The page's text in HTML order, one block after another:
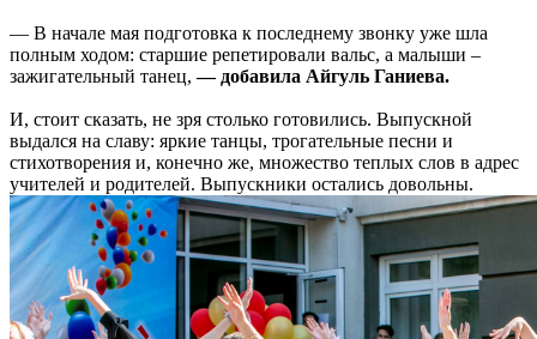
— В начале мая подготовка к последнему звонку уже шла
полным ходом: старшие репетировали вальс, а малыши –
зажигательный танец,— добавила Айгуль Ганиева.
И, стоит сказать, не зря столько готовились. Выпускной
выдался на славу: яркие танцы, трогательные песни и
стихотворения и, конечно же, множество теплых слов в адрес
учителей и родителей. Выпускники остались довольны.